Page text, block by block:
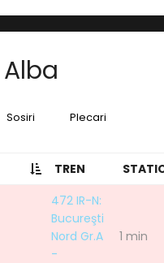
Sosiri Plecari
TREN
472 IR-N:
Bucureşti
Nord Gr.A
-
1 min